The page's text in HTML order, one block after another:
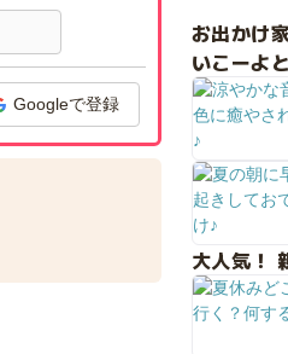
Googleで登録
お出かけ
いこーよ
大人気！